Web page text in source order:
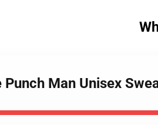
Man Unisex